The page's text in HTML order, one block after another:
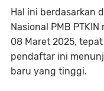
Hal ini berdasarkan
Nasional PMB
08 Maret 2025,
pendaftar ini
baru yang tinggi.